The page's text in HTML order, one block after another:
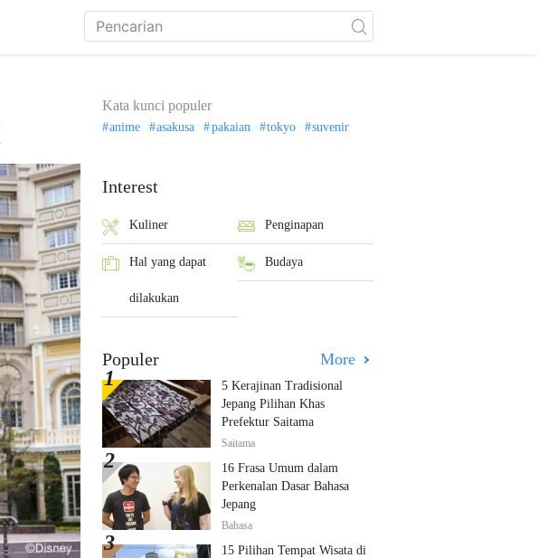
Kata kunci populer
anime asakusa pakaian tokyo suvenir
Interest
Kuliner Penginapan
Hal yang dapat
dilakukan
Budaya
Populer More
5 Kerajinan Tradisional
Jepang Pilihan Khas
Prefektur Saitama
Saitama
16 Frasa Umum dalam
Perkenalan Dasar Bahasa
Jepang
Bahasa
15 Pilihan Tempat Wisata di